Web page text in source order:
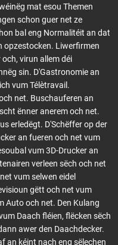
mat esou Themen
schon guer net ze
bal eng Normalitéit an dat
opzestocken. Liwerfirmen
virun allem déi
sin. D'Gastronomie an
vum Télètravail.
net. Buschauferen an
ënner anerem och net.
erledëgt. D'Schëffer op der
an fueren och net vum
vum 3D-Drucker an
verleen sëch och net
vum selwen eidel
gëtt och net vum
Auto och net. Den Kulang
Daach fléien, flëcken sëch
awer den Daachdecker.
an kéint nach eng sëlechen